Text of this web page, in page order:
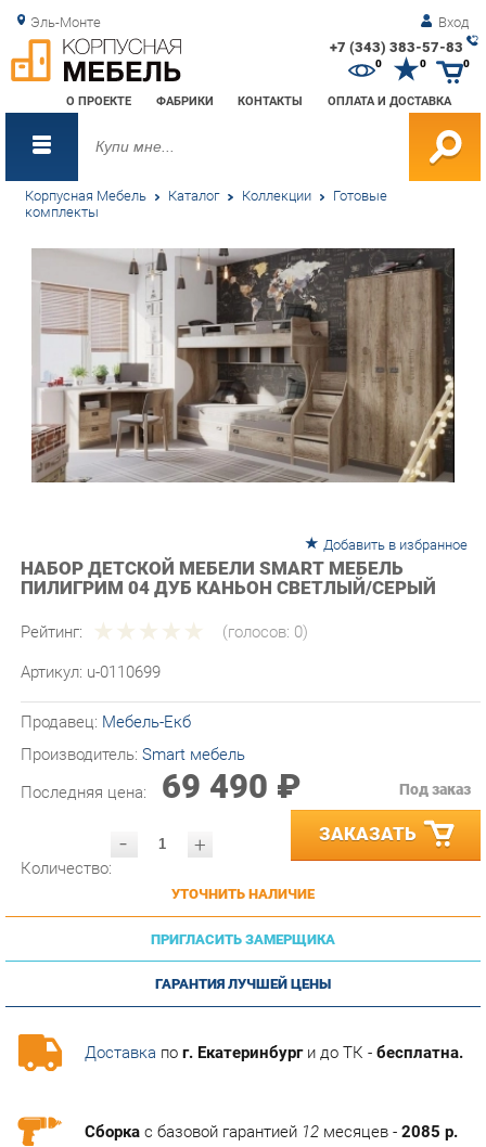
Эль-Монте Вход
+7 (343) 383-57-83
О ПРОЕКТЕ ФАБРИКИ КОНТАКТЫ ОПЛАТА И ДОСТАВКА
0 0
Корпусная Мебель Каталог Коллекции Готовые
комплекты
НАБОР ДЕТСКОЙ МЕБЕЛИ SMART МЕБЕЛЬ
ПИЛИГРИМ 04 ДУБ КАНЬОН СВЕТЛЫЙ/СЕРЫЙ
u-0110699
Производитель:Smart мебель
Последняя цена: 69 490 ₽
- ЗАКАЗАТЬ
УТОЧНИТЬ НАЛИЧИЕ
ПРИГЛАСИТЬ ЗАМЕРЩИКА
ГАРАНТИЯ ЛУЧШЕЙ ЦЕНЫ
Доставкапог. Екатеринбурги до ТК -бесплатна.